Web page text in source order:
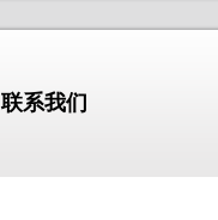
联系我们